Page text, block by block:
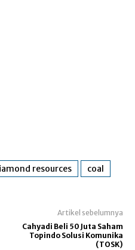
resources
coal
Artikel sebelumnya
Cahyadi Beli 50 Juta Saham
Topindo Solusi Komunika
(TOSK)